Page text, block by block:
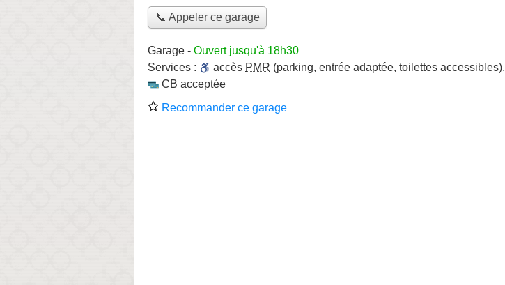
📞 Appeler ce garage
Garage - Ouvert jusqu'à 18h30
Services :
accès PMR (parking, entrée adaptée, toilettes accessibles),
CB acceptée
Recommander ce garage